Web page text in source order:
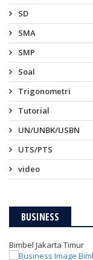
SD
SMA
SMP
Soal
Trigonometri
Tutorial
UN/UNBK/USBN
UTS/PTS
video
BUSINESS
Bimbel Jakarta Timur